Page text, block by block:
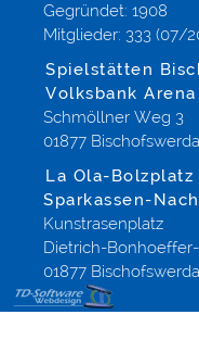
Gegründet: 1908
Mitglieder: 333 (07/
Spielstätten
Volksbank Arena
Schmöllner Weg 3
01877 Bischofswerda
La Ola-Bolzplatz
Sparkassen-
Kunstrasenplatz
Dietrich-
01877 Bischofswerda